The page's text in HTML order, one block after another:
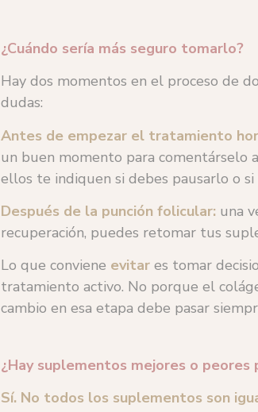
¿Cuándo sería más seguro tomarlo?
Hay dos momentos en el proceso de
dudas:
Antes de empezar el tratamiento
un buen momento para comentárselo
ellos te indiquen si debes pausarlo o
Después de la punción folicular: una
recuperación, puedes retomar tus
Lo que conviene evitar es tomar
tratamiento activo. No porque el
cambio en esa etapa debe pasar
¿Hay suplementos mejores o peores
Sí. No todos los suplementos son